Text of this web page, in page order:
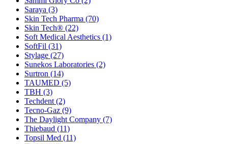
Saraya (3)
Skin Tech Pharma (70)
Skin Tech® (22)
Soft Medical Aesthetics (1)
SoftFil (31)
Stylage (27)
Sunekos Laboratories (2)
Surtron (14)
TAUMED (5)
TBH (3)
Techdent (2)
Tecno-Gaz (9)
The Daylight Company (7)
Thiebaud (11)
Topsil Med (11)